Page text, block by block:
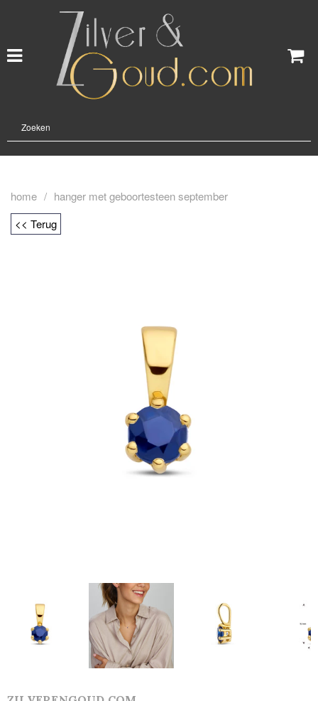
home / hanger met geboortesteen september
<< Terug